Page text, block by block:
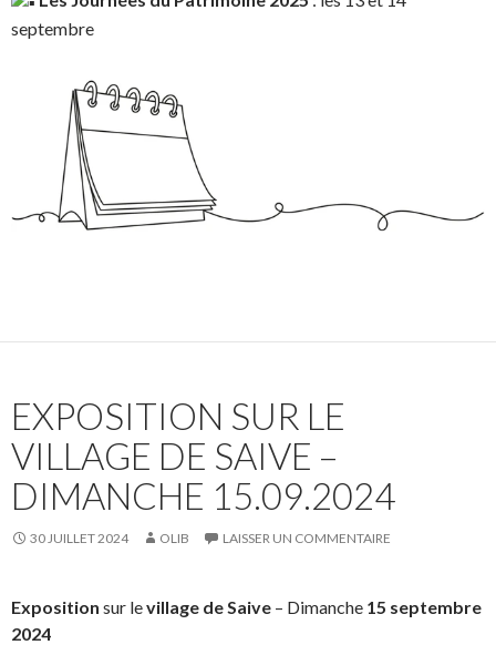
septembre
EXPOSITION SUR LE
VILLAGE DE SAIVE –
DIMANCHE 15.09.2024
30 JUILLET 2024 OLIB LAISSER UN COMMENTAIRE
Exposition sur levillage de Saive – Dimanche 15 septembre
2024